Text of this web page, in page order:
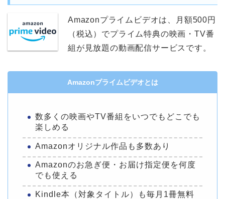
Amazonプライムビデオは、月額500円
（税込）でプライム特典の映画・TV番
組が見放題の動画配信サービスです。
Amazonプライムビデオとは
数多くの映画やTV番組をいつでもどこでも
楽しめる
Amazonオリジナル作品も多数あり
Amazonのお急ぎ便・お届け指定便を何度
でも使える
Kindle本（対象タイトル）も毎月1冊無料